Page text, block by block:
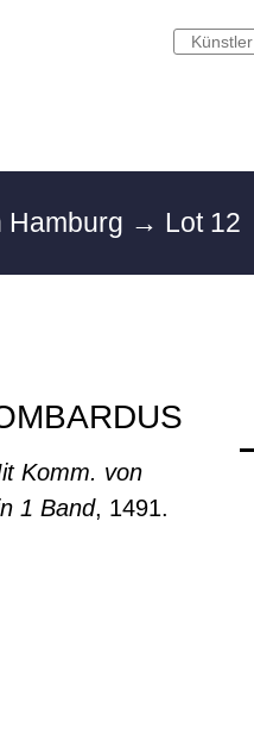
Hamburg → Lot 12
Komm. von
1 Band, 1491.